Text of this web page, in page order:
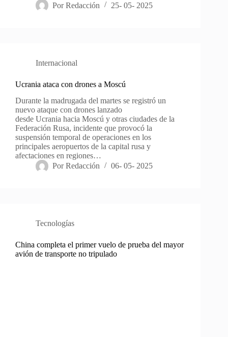
Por Redacción 25- 05- 2025
Internacional
Ucrania ataca con drones a Moscú
Durante la madrugada del martes se registró un
nuevo ataque con drones lanzado
desde Ucrania hacia Moscú y otras ciudades de la
Federación Rusa, incidente que provocó la
suspensión temporal de operaciones en los
principales aeropuertos de la capital rusa y
afectaciones en regiones…
Por Redacción 06- 05- 2025
Tecnologías
China completa el primer vuelo de prueba del mayor
avión de transporte no tripulado